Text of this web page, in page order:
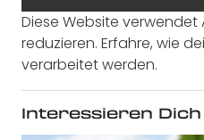
Diese Website verwendet
reduzieren. Erfahre, wie
verarbeitet werden.
Interessieren